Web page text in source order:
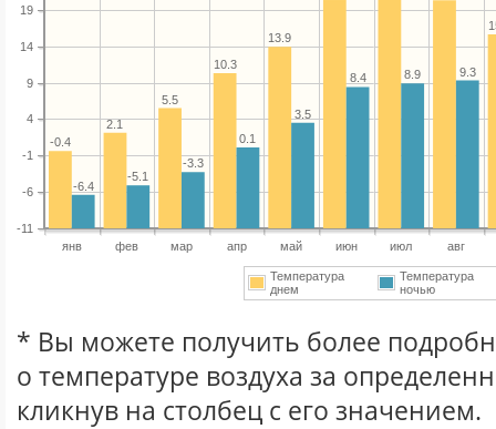
янв фев мар апр май июн июл авг
-11
-6
-1
4
9
14
19
13.9
10.3
5.5
2.1
-0.4
9.3
8.9
8.4
3.5
0.1
-3.3
-5.1
-6.4
Температура
днем
Температура
ночью
* Вы можете получить более
о температуре воздуха за
кликнув на столбец с его значением.